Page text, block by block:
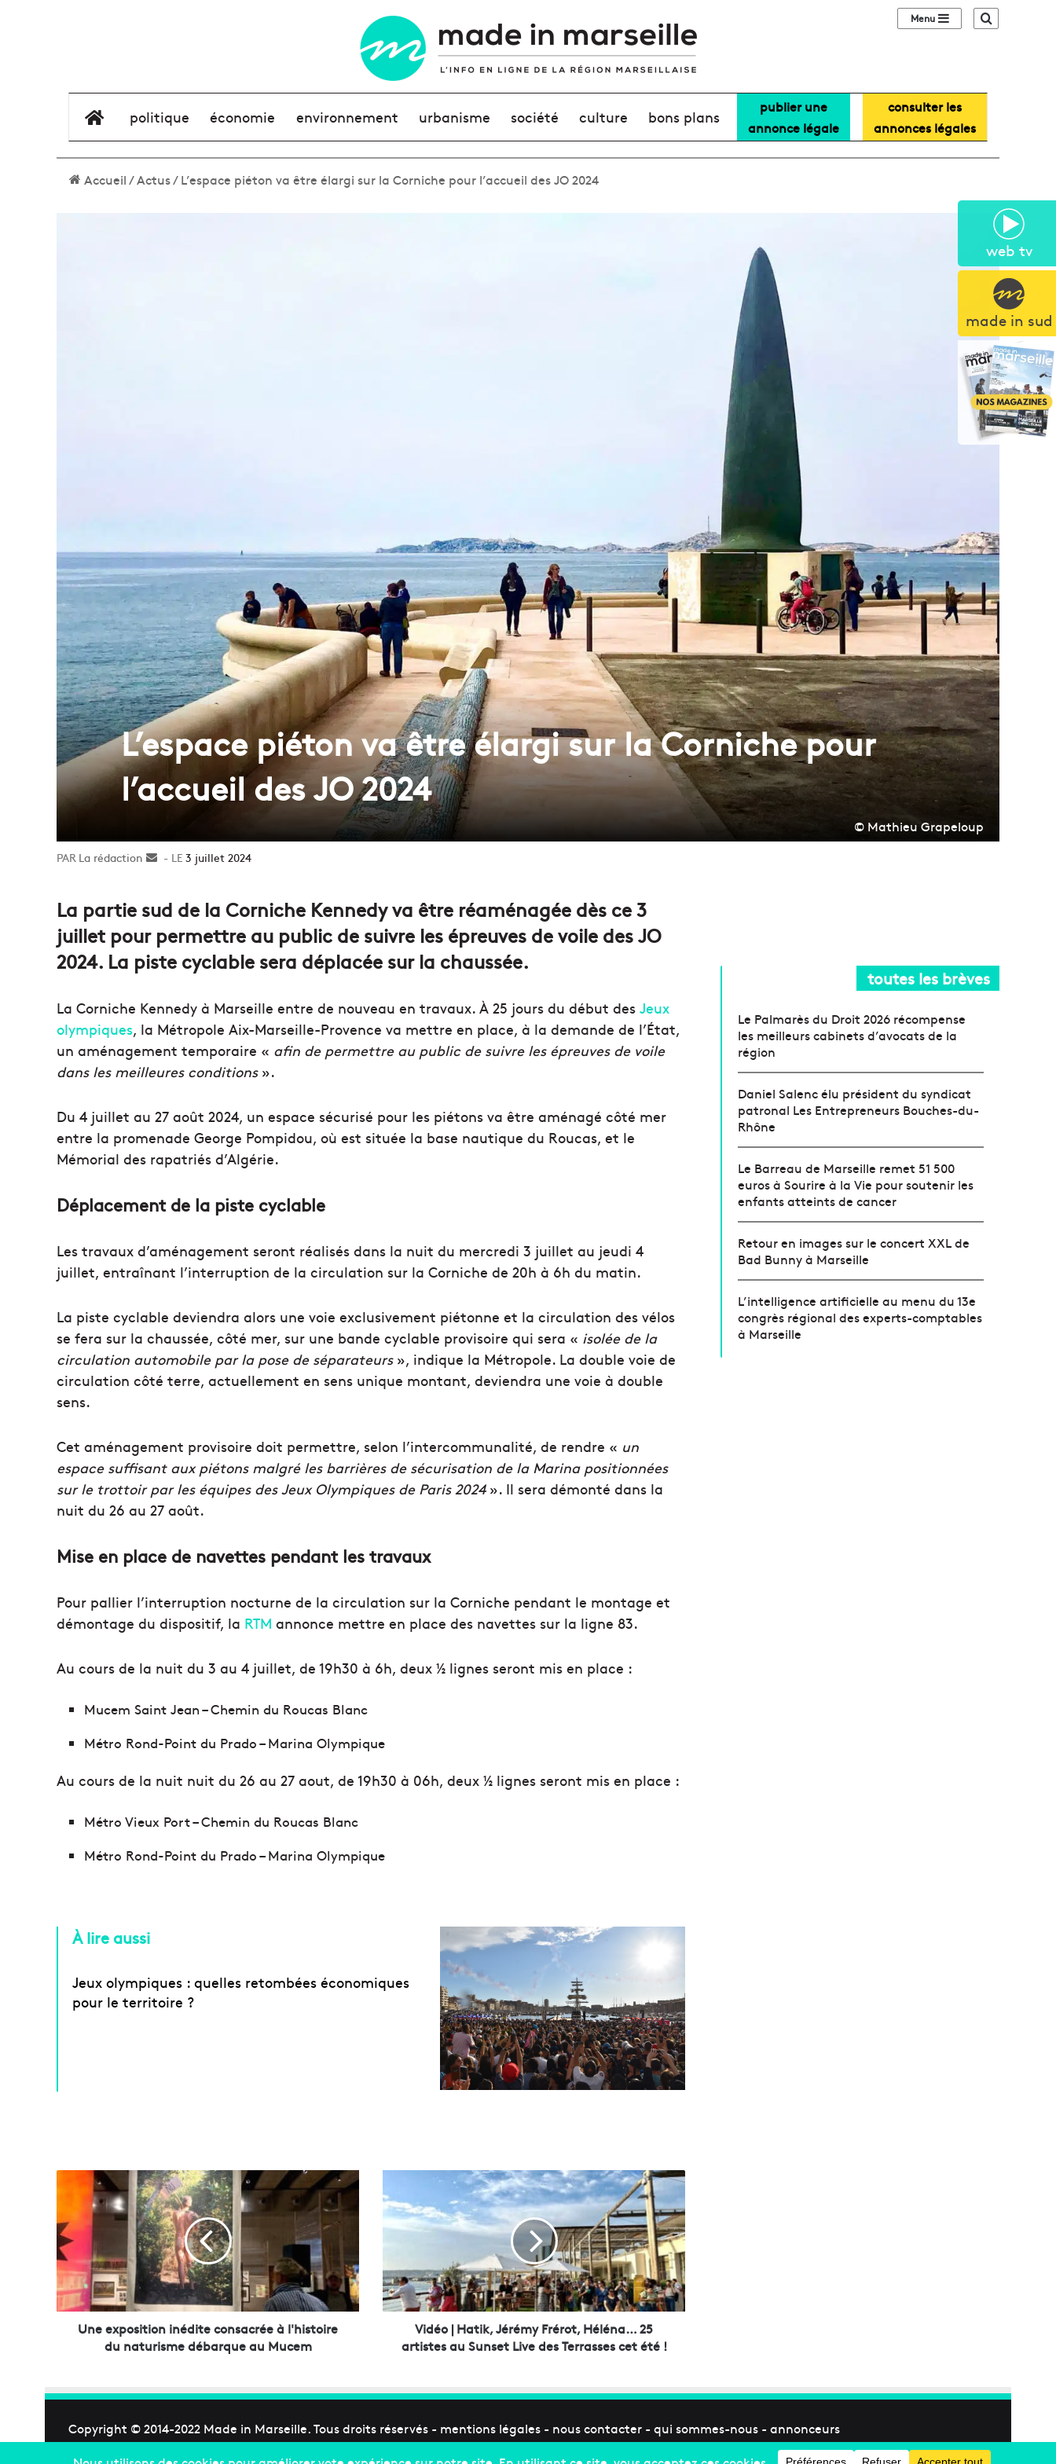
web tv
made in sud
Sidebar (barre
élément de menu
politique économie environnement urbanisme société culture bons plans
publier une
annonce légale
consulter les
annonces légales
Accueil/Actus/L’espace piéton va être élargi sur la Corniche pour l’accueil des JO 2024
L’espace piéton va être élargi sur la Corniche pour
l’accueil des JO 2024
© Mathieu Grapeloup
La rédaction
Envoyer3 juillet 2024
La partie sud de la Corniche Kennedy va être réaménagée dès ce 3
juillet pour permettre au public de suivre les épreuves de voile des JO
2024. La piste cyclable sera déplacée sur la chaussée.
La Corniche Kennedy à Marseille entre de nouveau en travaux. À 25 jours du début des Jeux
olympiques, la Métropole Aix-Marseille-Provence va mettre en place, à la demande de l’État,
un aménagement temporaire « afin de permettre au public de suivre les épreuves de voile
dans les meilleures conditions».
Du 4 juillet au 27 août 2024, un espace sécurisé pour les piétons va être aménagé côté mer
entre la promenade George Pompidou, où est située la base nautique du Roucas, et le
Mémorial des rapatriés d’Algérie.
Déplacement de la piste cyclable
Les travaux d’aménagement seront réalisés dans la nuit du mercredi 3 juillet au jeudi 4
juillet, entraînant l’interruption de la circulation sur la Corniche de 20h à 6h du matin.
La piste cyclable deviendra alors une voie exclusivement piétonne et la circulation des vélos
se fera sur la chaussée, côté mer, sur une bande cyclable provisoire qui sera « isolée de la
circulation automobile par la pose de séparateurs», indique la Métropole. La double voie de
circulation côté terre, actuellement en sens unique montant, deviendra une voie à double
sens.
Cet aménagement provisoire doit permettre, selon l’intercommunalité, de rendre « un
espace suffisant aux piétons malgré les barrières de sécurisation de la Marina positionnées
sur le trottoir par les équipes des Jeux Olympiques de Paris 2024». Il sera démonté dans la
nuit du 26 au 27 août.
Mise en place de navettes pendant les travaux
Pour pallier l’interruption nocturne de la circulation sur la Corniche pendant le montage et
démontage du dispositif, la RTM annonce mettre en place des navettes sur la ligne 83.
Au cours de la nuit du 3 au 4 juillet, de 19h30 à 6h, deux ½ lignes seront mis en place :
Mucem Saint Jean – Chemin du Roucas Blanc
Métro Rond-Point du Prado – Marina Olympique
Au cours de la nuit nuit du 26 au 27 aout, de 19h30 à 06h, deux ½ lignes seront mis en place :
Métro Vieux Port – Chemin du Roucas Blanc
Métro Rond-Point du Prado – Marina Olympique
À lire aussi
Jeux olympiques : quelles retombées économiques
pour le territoire ?
e
x
p
o
s
i
i
d
Une exposition inédite consacrée à l'histoire
du naturisme débarque au Mucem
i
d
é
H
a
t
é
é
m
y
Vidéo | Hatik, Jérémy Frérot, Héléna… 25
artistes au Sunset Live des Terrasses cet été !
toutes les brèves
Le Palmarès du Droit 2026 récompense
les meilleurs cabinets d’avocats de la
région
Daniel Salenc élu président du syndicat
patronal Les Entrepreneurs Bouches-du-
Rhône
Le Barreau de Marseille remet 51 500
euros à Sourire à la Vie pour soutenir les
enfants atteints de cancer
Retour en images sur le concert XXL de
Bad Bunny à Marseille
L’intelligence artificielle au menu du 13e
congrès régional des experts-comptables
à Marseille
Copyright © 2014-2022 Made in Marseille. Tous droits réservés - mentions légales - nous contacter - qui sommes-nous - annonceurs
Facebook
X Linkedin
YouTube
Instagram